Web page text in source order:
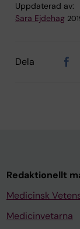
Uppdaterad av:
Sara Ejdehag
Dela
Redaktionellt
Medicinsk
Medicinvetarna